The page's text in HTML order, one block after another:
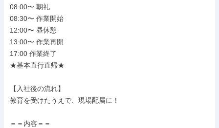
08:00〜 朝礼
08:30〜 作業開始
12:00〜 昼休憩
13:00〜 作業再開
17:00 作業終了
★基本直行直帰★
【入社後の流れ】
教育を受けたうえで、現場配属に！
＝＝内容＝＝